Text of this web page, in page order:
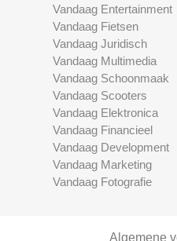
Vandaag Entertainment
Vandaag Fietsen
Vandaag Juridisch
Vandaag Multimedia
Vandaag Schoonmaak
Vandaag Scooters
Vandaag Elektronica
Vandaag Financieel
Vandaag Development
Vandaag Marketing
Vandaag Fotografie
Algemene